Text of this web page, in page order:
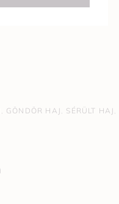
, GÖNDÖR HAJ , SÉRÜLT HAJ ,